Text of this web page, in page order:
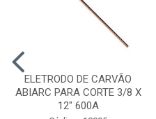
ELETRODO DE CARVÃO
ABIARC PARA CORTE 3/8 X
12" 600A